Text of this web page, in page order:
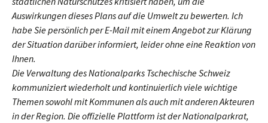
Auswirkungen dieses Plans auf die Umwelt zu bewerten. Ich
habe Sie persönlich per E-Mail mit einem Angebot zur Klärung
der Situation darüber informiert, leider ohne eine Reaktion von
Ihnen.
Die Verwaltung des Nationalparks Tschechische Schweiz
kommuniziert wiederholt und kontinuierlich viele wichtige
Themen sowohl mit Kommunen als auch mit anderen Akteuren
in der Region. Die offizielle Plattform ist der Nationalparkrat,